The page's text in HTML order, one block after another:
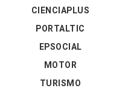
CIENCIAPLUS
PORTALTIC
EPSOCIAL
MOTOR
TURISMO